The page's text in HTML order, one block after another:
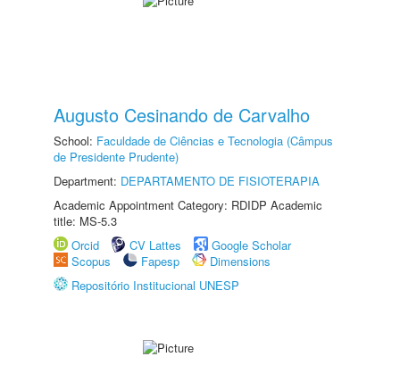
Augusto Cesinando de Carvalho
School: Faculdade de Ciências e Tecnologia (Câmpus
de Presidente Prudente)
Department: DEPARTAMENTO DE FISIOTERAPIA
Academic Appointment Category: RDIDP Academic
title: MS-5.3
Orcid
CV Lattes
Google Scholar
Scopus
Fapesp
Dimensions
Repositório Institucional UNESP